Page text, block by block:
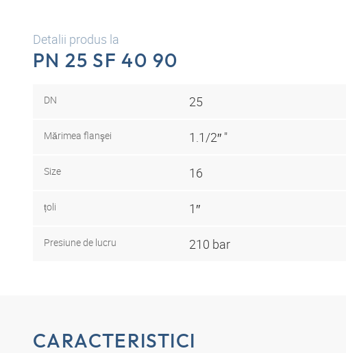
Detalii produs la
PN 25 SF 40 90
DN 25
Mărimea flanşei 1.1/2″ "
Size 16
țoli 1″
Presiune de lucru 210 bar
CARACTERISTICI